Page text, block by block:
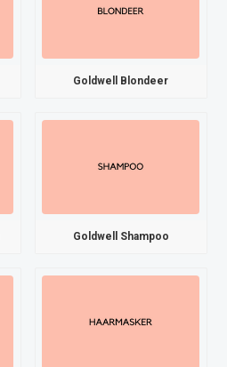
Goldwell Blondeer
Goldwell Shampoo